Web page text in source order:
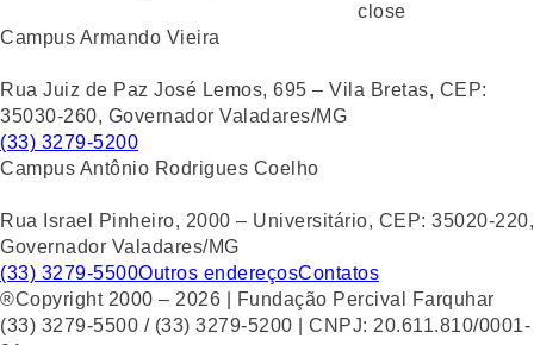
close
Campus Armando Vieira
Rua Juiz de Paz José Lemos, 695 – Vila Bretas, CEP:
35030-260, Governador Valadares/MG
(33) 3279-5200
Campus Antônio Rodrigues Coelho
Rua Israel Pinheiro, 2000 – Universitário, CEP: 35020-220,
Governador Valadares/MG
(33) 3279-5500Outros endereçosContatos
®Copyright 2000 – 2026 | Fundação Percival Farquhar
(33) 3279-5500 / (33) 3279-5200 | CNPJ: 20.611.810/0001-